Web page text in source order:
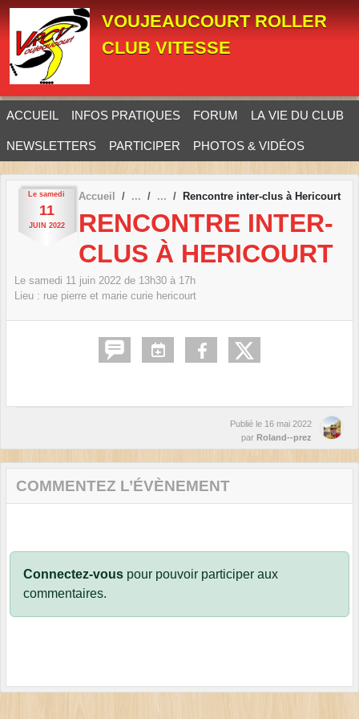
VOUJEAUCOURT ROLLER
CLUB VITESSE
ACCUEIL INFOS PRATIQUES FORUM LA VIE DU CLUB
NEWSLETTERS PARTICIPER PHOTOS & VIDÉOS
Le samedi
11
JUIN 2022
Accueil Rencontre inter-clus à Hericourt
RENCONTRE INTER-
CLUS À HERICOURT
Le samedi 11 juin 2022 de 13h30 à 17h
Lieu : rue pierre et marie curie hericourt
Publié le 16 mai 2022
par Roland--prez
COMMENTEZ L’ÉVÈNEMENT
Connectez-vous pour pouvoir participer aux
commentaires.
Panneau de gestion des cookies